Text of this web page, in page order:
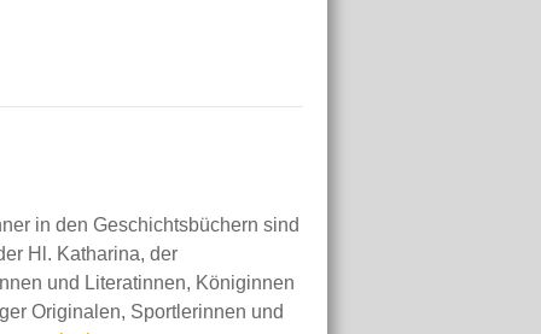
in den Geschichtsbüchern sind
Hl. Katharina, der
und Literatinnen, Königinnen
Originalen, Sportlerinnen und